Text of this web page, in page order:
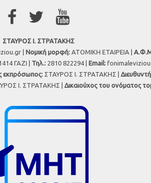
ΣΤΑΥΡΟΣ Ι. ΣΤΡΑΤΑΚΗΣ
| Νομική μορφή: ΑΤΟΜΙΚΗ ΕΤΑΙΡΕΙΑ |
ΓΑΖΙ | Τηλ.: 2810 822294 | Εmail:
εκπρόσωπος: ΣΤΑΥΡΟΣ Ι. ΣΤΡΑΤΑΚΗΣ |
Ι. ΣΤΡΑΤΑΚΗΣ | Δικαιούχος του ονόματος